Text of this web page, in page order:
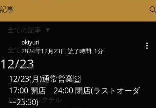
記事
全ての記事
入荷情報
イベント情報
おすすめカクテル
全ての記事
12/23
okiyuri
2024年12月23日 読了時間: 1分
12/23(月)通常営業🈺
17:00 開店　24:00 閉店(ラストオーダ
ー23:30)